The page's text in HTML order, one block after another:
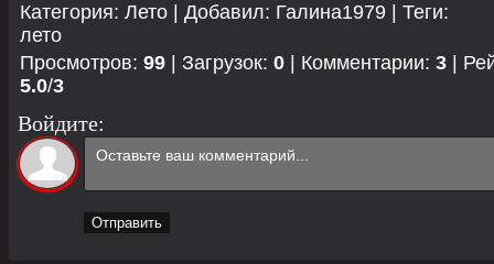
Категория: Лето Добавил: Галина1979 Теги:
лето
Просмотров: 99 Загрузок: 0 Комментарии: 3
5.0/3
Войдите:
Отправить